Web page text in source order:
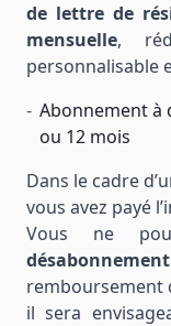
de lettre de
mensuelle,
personnalisable
Abonnement à
ou 12 mois
Dans le cadre
vous avez payé
Vous ne
remboursement
il sera